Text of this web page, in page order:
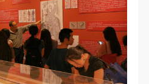
料库》《中央美术学院美
文献、档案机构和平台，
互联网上传播，同意按相
。
全免责协议书
料库》《中央美术学院美
文献、档案机构和平台，
互联网上传播，同意按相
。
全免责协议书
料库》《中央美术学院美
文献、档案机构和平台，
互联网上传播，同意按相
。
全免责协议书